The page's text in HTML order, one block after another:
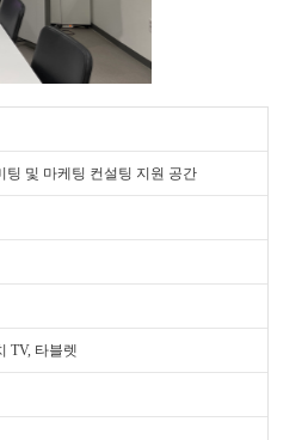
팅 및 마케팅 컨설팅 지원 공간
TV, 타블렛